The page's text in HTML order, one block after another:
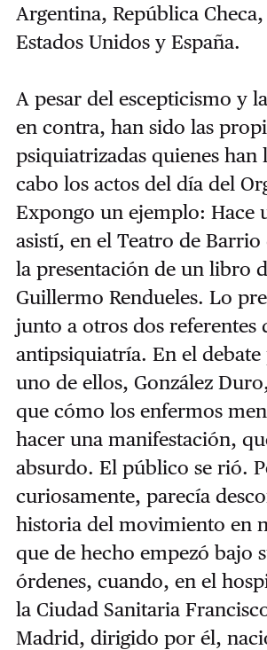
Argentina, República
Estados Unidos y España.
A pesar del escepticismo y
en contra, han sido las
psiquiatrizadas quienes han
cabo los actos del día del
Expongo un ejemplo: Hace
asistí, en el Teatro de
la presentación de un libro
Guillermo Rendueles. Lo
junto a otros dos referentes
antipsiquiatría. En el
uno de ellos, González
que cómo los enfermos
hacer una manifestación,
absurdo. El público se rió.
curiosamente, parecía
historia del movimiento en
que de hecho empezó bajo
órdenes, cuando, en el
la Ciudad Sanitaria
Madrid, dirigido por él,